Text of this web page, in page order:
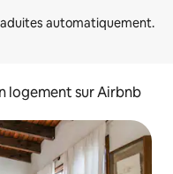
logement sur Airbnb